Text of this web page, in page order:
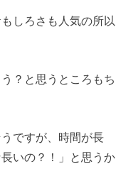
しろさも人気の所以
？と思うところもち
ですが、時間が長
いの？！」と思うか